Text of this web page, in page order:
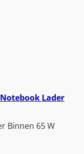
Notebook Lader
Binnen 65 W